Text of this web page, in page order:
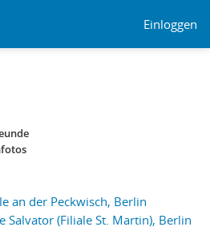
Einloggen
an der Peckwisch, Berlin
Salvator (Filiale St. Martin), Berlin